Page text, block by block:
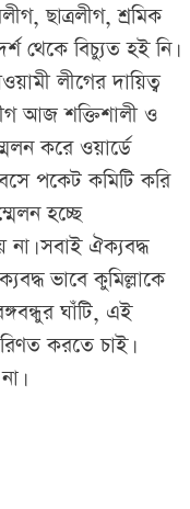
ছাত্রলীগ, শ্রমিক
থেকে বিচ্যুত হই নি।
লীগের দায়িত্ব
আজ শক্তিশালী ও
করে ওয়ার্ডে
পকেট কমিটি করি
হচ্ছে
সবাই ঐক্যবদ্ধ
ভাবে কুমিল্লাকে
ঘাঁটি, এই
করতে চাই।